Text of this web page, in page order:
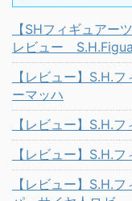
【SHフィギュア
レビュー
【レビュー】S.H.
ーマッハ
【レビュー】S.H.
【レビュー】S.H.
【レビュー】S.H.